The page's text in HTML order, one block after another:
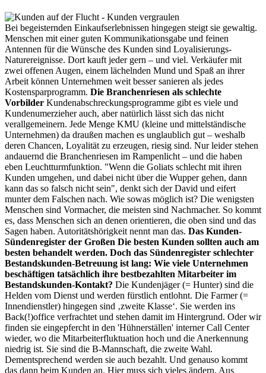
Bei begeisternden Einkaufserlebnissen hingegen steigt sie gewaltig.
Menschen mit einer guten Kommunikationsgabe und feinen
Antennen für die Wünsche des Kunden sind Loyalisierungs-
Naturereignisse. Dort kauft jeder gern – und viel. Verkäufer mit
zwei offenen Augen, einem lächelnden Mund und Spaß an ihrer
Arbeit können Unternehmen weit besser sanieren als jedes
Kostensparprogramm. Die Branchenriesen als schlechte
Vorbilder Kundenabschreckungsprogramme gibt es viele und
Kundenumerzieher auch, aber natürlich lässt sich das nicht
verallgemeinern. Jede Menge KMU (kleine und mittelständische
Unternehmen) da draußen machen es unglaublich gut – weshalb
deren Chancen, Loyalität zu erzeugen, riesig sind. Nur leider stehen
andauernd die Branchenriesen im Rampenlicht – und die haben
eben Leuchtturmfunktion. "Wenn die Goliats schlecht mit ihren
Kunden umgehen, und dabei nicht über die Wupper gehen, dann
kann das so falsch nicht sein", denkt sich der David und eifert
munter dem Falschen nach. Wie sowas möglich ist? Die wenigsten
Menschen sind Vormacher, die meisten sind Nachmacher. So kommt
es, dass Menschen sich an denen orientieren, die oben sind und das
Sagen haben. Autoritätshörigkeit nennt man das. Das Kunden-
Sündenregister der Großen Die besten Kunden sollten auch am
besten behandelt werden. Doch das Sündenregister schlechter
Bestandskunden-Betreuung ist lang: Wie viele Unternehmen
beschäftigen tatsächlich ihre bestbezahlten Mitarbeiter im
Bestandskunden-Kontakt? Die Kundenjäger (= Hunter) sind die
Helden vom Dienst und werden fürstlich entlohnt. Die Farmer (=
Innendienstler) hingegen sind ‚zweite Klasse‘. Sie werden ins
Back(!)office verfrachtet und stehen damit im Hintergrund. Oder wir
finden sie eingepfercht in den 'Hühnerställen' interner Call Center
wieder, wo die Mitarbeiterfluktuation hoch und die Anerkennung
niedrig ist. Sie sind die B-Mannschaft, die zweite Wahl.
Dementsprechend werden sie auch bezahlt. Und genauso kommt
das dann beim Kunden an. Hier muss sich vieles ändern. Aus